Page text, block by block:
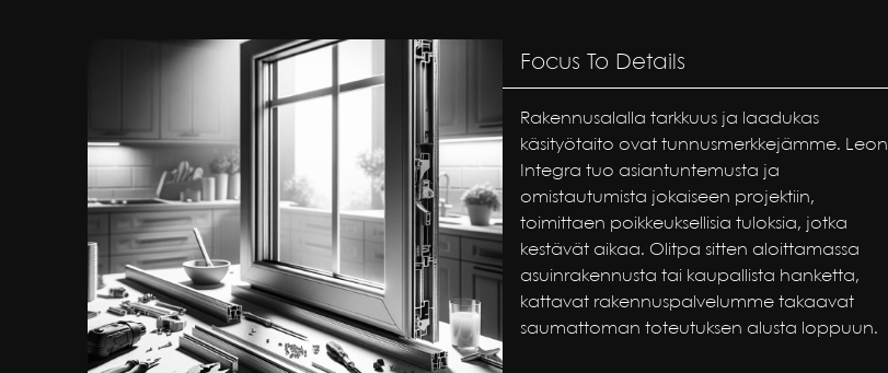
Focus To Details
Rakennusalalla tarkkuus ja laadukas
käsityötaito ovat tunnusmerkkejämme. Leon
Integra tuo asiantuntemusta ja
omistautumista jokaiseen projektiin,
toimittaen poikkeuksellisia tuloksia, jotka
kestävät aikaa. Olitpa sitten aloittamassa
asuinrakennusta tai kaupallista hanketta,
kattavat rakennuspalvelumme takaavat
saumattoman toteutuksen alusta loppuun.